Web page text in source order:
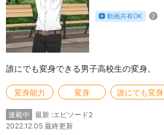
動画共有OK
誰にでも変身できる男子高校生の変身。
変身能力 変身 誰にでも変身
連載中
最新 :エピソード2
2022.12.05 最終更新